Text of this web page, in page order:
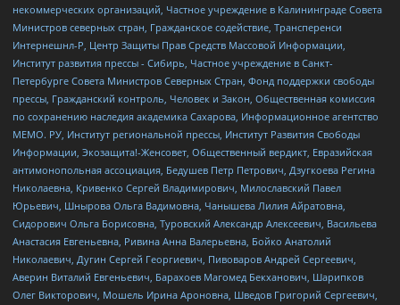
некоммерческих организаций, Частное учреждение в Калининграде Совета
Министров северных стран, Гражданское содействие, Трансперенси
Интернешнл-Р, Центр Защиты Прав Средств Массовой Информации,
Институт развития прессы - Сибирь, Частное учреждение в Санкт-
Петербурге Совета Министров Северных Стран, Фонд поддержки свободы
прессы, Гражданский контроль, Человек и Закон, Общественная комиссия
по сохранению наследия академика Сахарова, Информационное агентство
МЕМО. РУ, Институт региональной прессы, Институт Развития Свободы
Информации, Экозащита!-Женсовет, Общественный вердикт, Евразийская
антимонопольная ассоциация, Бедушев Петр Петрович, Дзугкоева Регина
Николаевна, Кривенко Сергей Владимирович, Милославский Павел
Юрьевич, Шнырова Ольга Вадимовна, Чанышева Лилия Айратовна,
Сидорович Ольга Борисовна, Туровский Александр Алексеевич, Васильева
Анастасия Евгеньевна, Ривина Анна Валерьевна, Бойко Анатолий
Николаевич, Дугин Сергей Георгиевич, Пивоваров Андрей Сергеевич,
Аверин Виталий Евгеньевич, Барахоев Магомед Бекханович, Шарипков
Олег Викторович, Мошель Ирина Ароновна, Шведов Григорий Сергеевич,